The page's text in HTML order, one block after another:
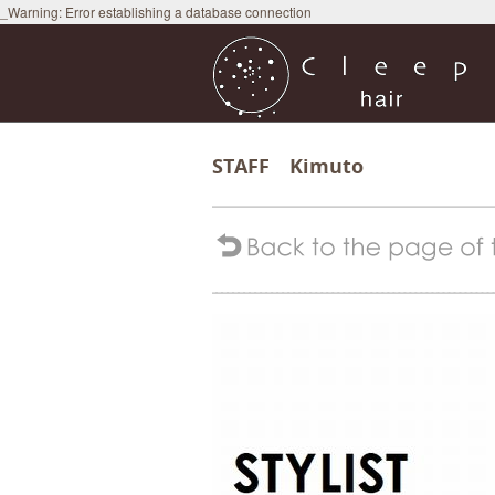
_Warning: Error establishing a database connection
STAFF Kimuto